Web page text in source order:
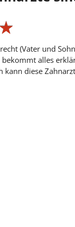
(Vater und
alles
kann diese